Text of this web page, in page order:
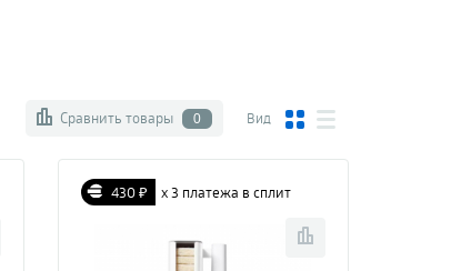
Сравнить товары 0 Вид
430 ₽ х 3 платежа в сплит